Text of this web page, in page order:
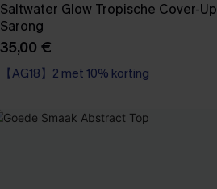
Saltwater Glow Tropische Cover-Up
Sarong
35,00 €
【AG18】2 met 10% korting